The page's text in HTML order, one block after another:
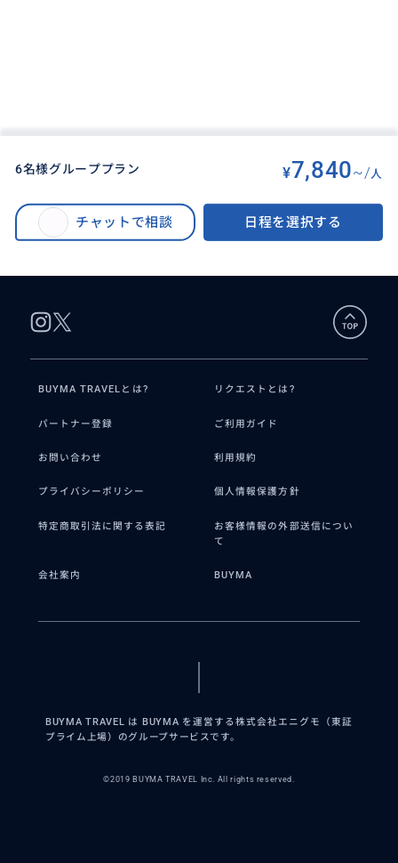
6名様グループプラン ¥7,840~/ 人
チャットで相談 日程を選択する
【貸切／日本語ガイド】世界遺産アユタヤ遺跡・象乗り半日観光ツアー（選
べる午前or午後発で三大遺跡巡り、バンコク発、ドライバーとガイドの2名体
BUYMA TRAVELとは? リクエストとは?
パートナー登録 ご利用ガイド
お問い合わせ 利用規約
プライバシーポリシー 個人情報保護方針
特定商取引法に関する表記
お客様情報の外部送信につい
て
会社案内 BUYMA
BUYMA TRAVEL は BUYMA を運営する株式会社エニグモ（東証
プライム上場）のグループサービスです。
©2019 BUYMA TRAVEL Inc. All rights reserved.